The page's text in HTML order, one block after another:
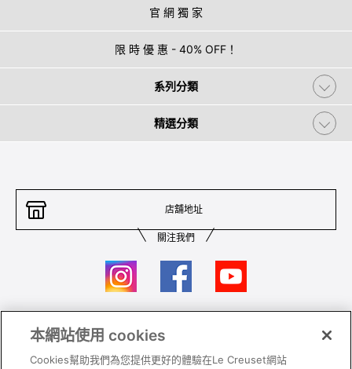
官 網 獨 家
限 時 優 惠 - 40% OFF！
系列分類
精選分類
店舖地址
關注我們
聯絡我們
本網站使用 cookies
Cookies幫助我們為您提供更好的體驗在Le Creuset網站